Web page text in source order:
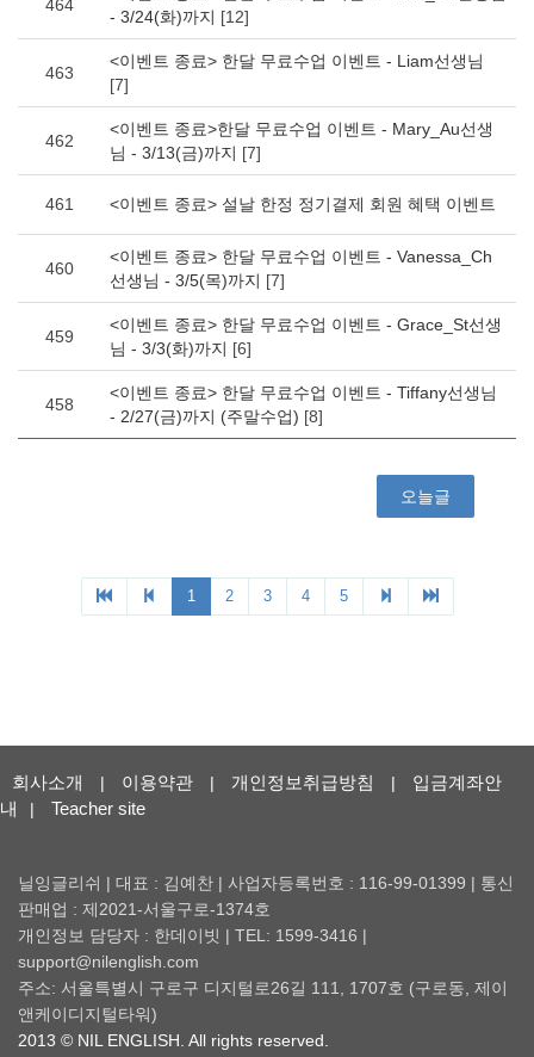
회사소개 | 이용약관 | 개인정보취급방침 |
입금계좌안
내
| Teacher site
닐잉글리쉬 | 대표 : 김예찬 | 사업자등록번호 : 116-99-01399 | 통신
판매업 : 제2021-서울구로-1374호
개인정보 담당자 : 한데이빗 | TEL: 1599-3416 |
support@nilenglish.com
주소: 서울특별시 구로구 디지털로26길 111, 1707호 (구로동, 제이
앤케이디지털타워)
2013 © NIL ENGLISH. All rights reserved.